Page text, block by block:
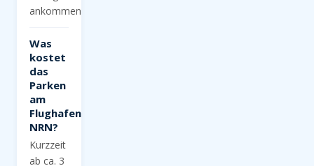
ankommen.
Was
kostet
das
Parken
am
Flughafen
NRN?
Kurzzeit
ab ca. 3